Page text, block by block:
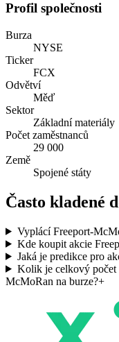
Profil společnosti
Burza
NYSE
Ticker
FCX
Odvětví
Měď
Sektor
Základní materiály
Počet zaměstnanců
29 000
Země
Spojené státy
Často kladené
Vyplácí Freeport-
Kde koupit akcie
Jaká je predikce pro
Kolik je celkový počet
McMoRan na burze?+